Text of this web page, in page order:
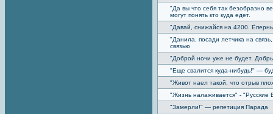
"Да вы что себя так безобразно
могут понять кто куда едет.
"Давай, снижайся на 4200.
"Данила, посади летчика на
связью
"Доброй ночи уже не будет.
"Еще свалится куда-нибудь!" —
"Живот наел такой, что отрыв
"Жизнь налаживается" - "Русские
"Замерли!" — репетиция Парада